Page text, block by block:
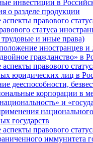
инвестиции в
о разделе продукции
аспекты правового
статуса
и иные права)
иностранцев
гражданство» в
аспекты правового
юридических лиц в
дееспособности,
корпорации в
и
государств
правового
иммунитета